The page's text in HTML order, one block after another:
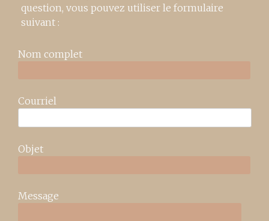
question, vous pouvez utiliser le formulaire
suivant :
Nom complet
Courriel
Objet
Message